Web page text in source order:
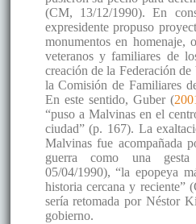
(CM, 13/12/1990). En
expresidente propuso
monumentos en homenaje,
veteranos y familiares de
creación de la Federación
la Comisión de Familiares
En este sentido, Guber (
“puso a Malvinas en el
ciudad” (p. 167). La
Malvinas fue acompañada
guerra como una gesta
05/04/1990), “la epopeya
historia cercana y reciente”
sería retomada por Néstor
gobierno.